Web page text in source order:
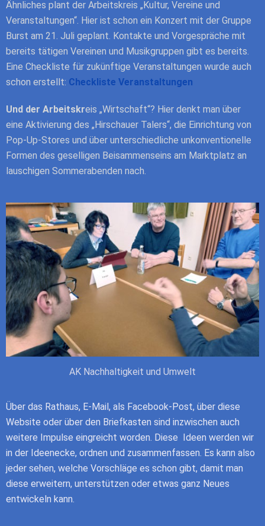
Ähnliches plant der Arbeitskreis „Kultur, Vereine und
Veranstaltungen“. Hier ist schon ein Konzert mit der Gruppe
Burst am 21. Juli geplant. Kontakte und Vorgespräche mit
bereits tätigen Vereinen und Musikgruppen gibt es bereits.
Eine Checkliste für zukünftige Veranstaltungen wurde auch
schon erstellt: Checkliste Veranstaltungen
Und der Arbeitskreis „Wirtschaft“? Hier denkt man über
eine Aktivierung des „Hirschauer Talers“, die Einrichtung von
Pop-Up-Stores und über unterschiedliche unkonventionelle
Formen des geselligen Beisammenseins am Marktplatz an
lauschigen Sommerabenden nach.
AK Nachhaltigkeit und Umwelt
Über das Rathaus, E-Mail, als Facebook-Post, über diese
Website oder über den Briefkasten sind inzwischen auch
weitere Impulse eingreicht worden. Diese Ideen werden wir
in der Ideenecke, ordnen und zusammenfassen. Es kann also
jeder sehen, welche Vorschläge es schon gibt, damit man
diese erweitern, unterstützen oder etwas ganz Neues
entwickeln kann.